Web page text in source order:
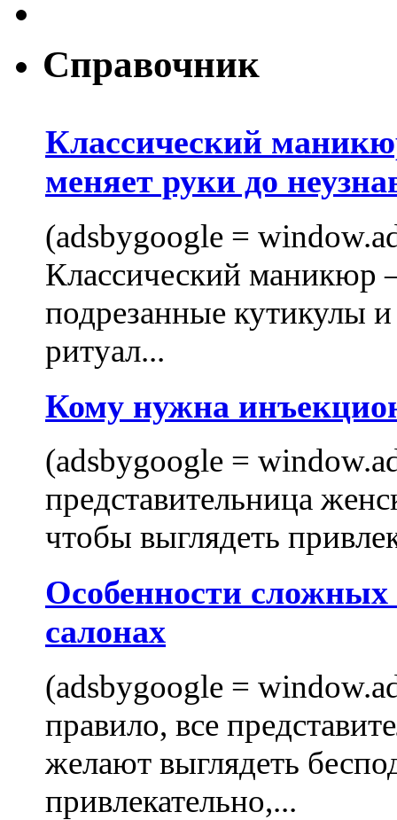
Справочник
Классический
меняет руки до
(adsbygoogle =
Классический маникюр
подрезанные кутикулы
ритуал...
Кому нужна
(adsbygoogle =
представительница
чтобы выглядеть
Особенности
салонах
(adsbygoogle =
правило, все
желают выглядеть
привлекательно,...